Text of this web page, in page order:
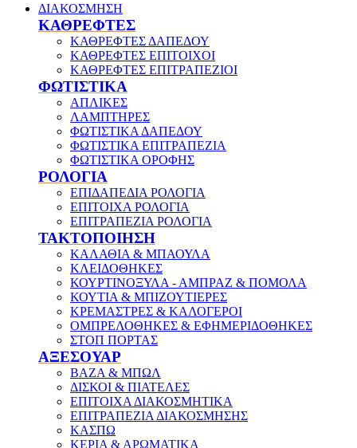
ΔΙΑΚΟΣΜΗΣΗ
ΚΑΘΡΕΦΤΕΣ
ΚΑΘΡΕΦΤΕΣ ΔΑΠΕΔΟΥ
ΚΑΘΡΕΦΤΕΣ ΕΠΙΤΟΙΧΟΙ
ΚΑΘΡΕΦΤΕΣ ΕΠΙΤΡΑΠΕΖΙΟΙ
ΦΩΤΙΣΤΙΚΑ
ΑΠΛΙΚΕΣ
ΛΑΜΠΤΗΡΕΣ
ΦΩΤΙΣΤΙΚΑ ΔΑΠΕΔΟΥ
ΦΩΤΙΣΤΙΚΑ ΕΠΙΤΡΑΠΕΖΙΑ
ΦΩΤΙΣΤΙΚΑ ΟΡΟΦΗΣ
ΡΟΛΟΓΙΑ
ΕΠΙΔΑΠΕΔΙΑ ΡΟΛΟΓΙΑ
ΕΠΙΤΟΙΧΑ ΡΟΛΟΓΙΑ
ΕΠΙΤΡΑΠΕΖΙΑ ΡΟΛΟΓΙΑ
ΤΑΚΤΟΠΟΙΗΣΗ
ΚΑΛΑΘΙΑ & ΜΠΑΟΥΛΑ
ΚΛΕΙΔΟΘΗΚΕΣ
ΚΟΥΡΤΙΝΟΞΥΛΑ - ΑΜΠΡΑΖ & ΠΟΜΟΛΑ
ΚΟΥΤΙΑ & ΜΠΙΖΟΥΤΙΕΡΕΣ
ΚΡΕΜΑΣΤΡΕΣ & ΚΑΛΟΓΕΡΟΙ
ΟΜΠΡΕΛΟΘΗΚΕΣ & ΕΦΗΜΕΡΙΔΟΘΗΚΕΣ
ΣΤΟΠ ΠΟΡΤΑΣ
ΑΞΕΣΟΥΑΡ
ΒΑΖΑ & ΜΠΩΛ
ΔΙΣΚΟΙ & ΠΙΑΤΕΛΕΣ
ΕΠΙΤΟΙΧΑ ΔΙΑΚΟΣΜΗΤΙΚΑ
ΕΠΙΤΡΑΠΕΖΙΑ ΔΙΑΚΟΣΜΗΣΗΣ
ΚΑΣΠΩ
ΚΕΡΙΑ & ΑΡΩΜΑΤΙΚΑ